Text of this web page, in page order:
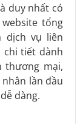
duy nhất có
tổng
dịch vụ liên
chi tiết dành
thương mại,
lần đầu
dàng.